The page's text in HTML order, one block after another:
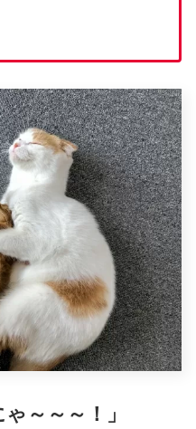
～～～！」